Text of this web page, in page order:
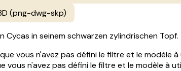
3D (png-dwg-skp)
Cycas in seinem schwarzen zylindrischen Topf.
vous n'avez pas défini le filtre et le modèle à
vous n'avez pas défini le filtre et le modèle à